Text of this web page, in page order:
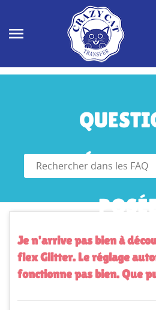
Je n'arrive pas bien à
flex Glitter. Le réglage
fonctionne pas bien. Que